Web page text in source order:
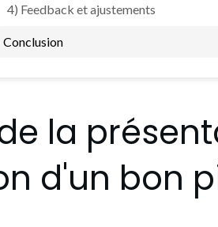
4) Feedback et ajustements
Conclusion
la
d'un bon